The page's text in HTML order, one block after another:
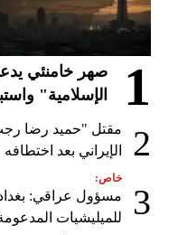
1
صهر خامنئي
الإسلامية"
2
مقتل "حميد رضا رجب
الإيراني بعد اختطافه
3
خاص:
مسؤول عراقي:
للميليشيات